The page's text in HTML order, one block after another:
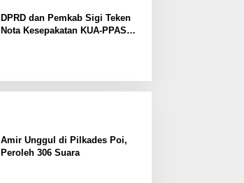
DPRD dan Pemkab Sigi Teken
Nota Kesepakatan KUA-PPAS
Amir Unggul di Pilkades Poi,
Peroleh 306 Suara